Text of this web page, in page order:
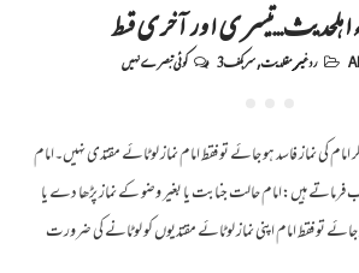
اہلحدیث...تیسری اور آخری قسط
رد غیر مقلدیت,سربکف3 کوئی تبصرے نہیں
خان ﷾عقیدہ نمبر 31اگر امام کی نماز فاسد ہو جائے تو فقط امام نماز لوٹائے مقتدی نہیں۔امام
فرماتے ہیں:امام حالت جنابت یا بغیر وضو کے نماز پڑھا دے یا
تو فقط امام اپنی نماز لوٹائے مقتدیوں کو لوٹانے کی ضرورت